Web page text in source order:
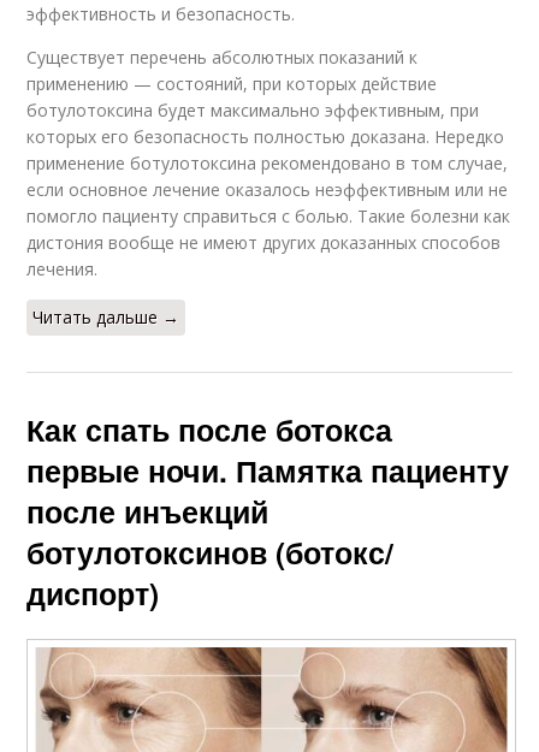
эффективность и безопасность.
Существует перечень абсолютных показаний к
применению — состояний, при которых действие
ботулотоксина будет максимально эффективным, при
которых его безопасность полностью доказана. Нередко
применение ботулотоксина рекомендовано в том случае,
если основное лечение оказалось неэффективным или не
помогло пациенту справиться с болью. Такие болезни как
дистония вообще не имеют других доказанных способов
лечения.
Читать дальше →
Как спать после ботокса
первые ночи. Памятка пациенту
после инъекций
ботулотоксинов (ботокс/
диспорт)